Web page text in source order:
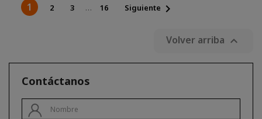
Contáctanos
1 2 3 … 16 Siguiente 
Volver arriba 